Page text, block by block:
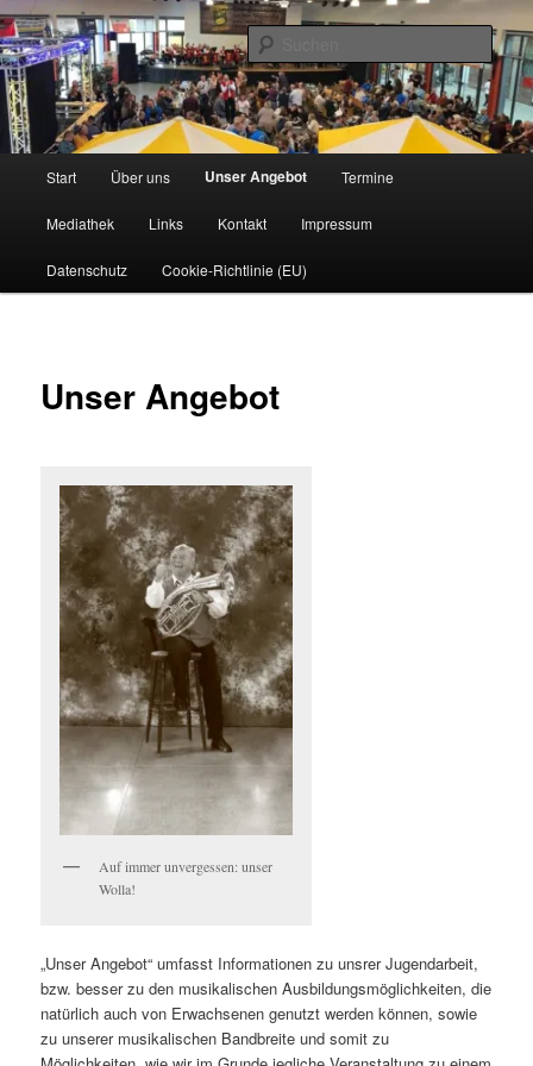
Zum
primären
Inhalt
springen1. Original Wallenröder Dicke Backe
Kapell'
www.owdbk.de
Start Über uns Unser Angebot Termine
Mediathek Links Kontakt Impressum
Datenschutz Cookie-Richtlinie (EU)
Unser Angebot
Auf immer unvergessen: unser
Wolla!
„Unser Angebot“ umfasst Informationen zu unsrer Jugendarbeit,
bzw. besser zu den musikalischen Ausbildungsmöglichkeiten, die
natürlich auch von Erwachsenen genutzt werden können, sowie
zu unserer musikalischen Bandbreite und somit zu